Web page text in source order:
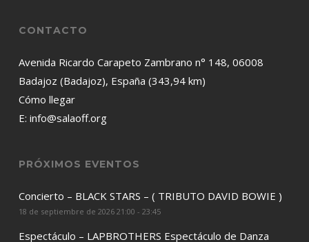
CONTACTO
Avenida Ricardo Carapeto Zambrano n° 148, 06008
Badajoz (Badajoz), España (343,94 km)
Cómo llegar
E: info@salaoff.org
PRÓXIMOS EVENTOS
Concierto – BLACK STARS – ( TRIBUTO DAVID BOWIE )
18 de septiembre de 2026 21:00 - 23:45
Espectáculo – LAPBROTHERS Espectáculo de Danza